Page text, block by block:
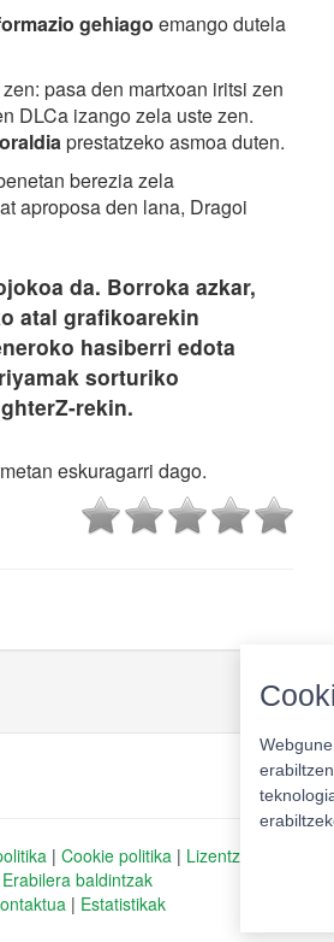
gehiago emango dutela
pasa den martxoan iritsi zen
DLCa izango zela uste zen.
prestatzeko asmoa duten.
berezia zela
aproposa den lana, Dragoi
da. Borroka azkar,
atal grafikoarekin
hasiberri edota
sorturiko
rekin.
eskuragarri dago.
| Cookie politika | Lizentziak
Erabilera baldintzak
| Estatistikak